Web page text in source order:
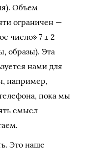
Объем
ограничен —
число» 7 ± 2
образы). Эта
нами для
например,
пока мы
смысл
Это наше